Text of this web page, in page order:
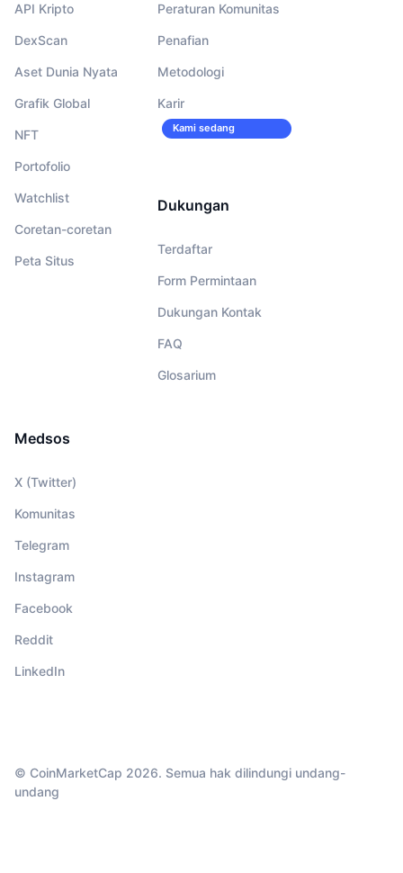
API Kripto
DexScan
Aset Dunia Nyata
Grafik Global
NFT
Portofolio
Watchlist
Coretan-coretan
Peta Situs
Peraturan Komunitas
Penafian
Metodologi
Karir
Kami sedang
Dukungan
Terdaftar
Form Permintaan
Dukungan Kontak
FAQ
Glosarium
Medsos
X (Twitter)
Komunitas
Telegram
Instagram
Facebook
Reddit
LinkedIn
© CoinMarketCap 2026. Semua hak dilindungi undang-
undang